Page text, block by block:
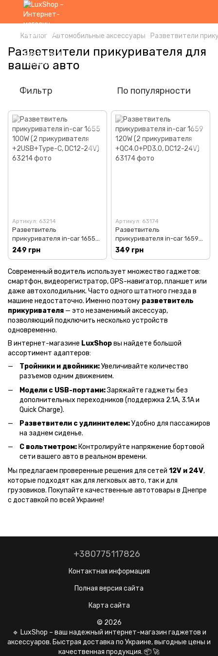
Каталог Автомобильные аксессуары Разветвители
Разветвители прикуривателя для
вашего авто
Фильтр По популярности
Артикул: 63214
Разветвитель
прикуривателя in-car 1655
100W (2 прикуривателя
+2USB+Type-C, DC12-24V)
249 грн
Артикул: 63174
Разветвитель
прикуривателя in-car 1659
120W (2 прикуривателя
+QC4.0+PD3.0, DC12-24V)
349 грн
Современный водитель использует множество гаджетов:
смартфон, видеорегистратор, GPS-навигатор, планшет или
даже автохолодильник. Часто одного штатного гнезда в
машине недостаточно. Именно поэтому разветвитель
прикуривателя — это незаменимый аксессуар,
позволяющий подключить несколько устройств
одновременно.
В интернет-магазине LuxShopвы найдете большой
ассортимент адаптеров:
Тройники и двойники:Увеличивайте количество
разъемов одним движением.
Модели с USB-портами:Заряжайте гаджеты без
дополнительных переходников (поддержка 2.1A, 3.1A и
Quick Charge).
Разветвители с удлинителем:Удобно для пассажиров
на заднем сиденье.
С вольтметром: Контролируйте напряжение бортовой
сети вашего авто в реальном времени.
Мы предлагаем проверенные решения для сетей 12V и 24V,
которые подходят как для легковых авто, так и для
грузовиков. Покупайте качественные автотовары в Днепре
с доставкой по всей Украине!
+380775117826
Контактная информация
Полная версия сайта
Карта сайта
© 2026
🔹 LuxShop – ваш надежный интернет-магазин гаджетов и
аксессуаров. Быстрая доставка по Украине, выгодные цены и
качественная продукция. 📦 🚀